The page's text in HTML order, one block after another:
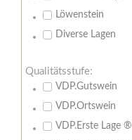
Löwenstein
Diverse Lagen
Qualitätsstufe:
VDP.Gutswein
VDP.Ortswein
VDP.Erste Lage ®